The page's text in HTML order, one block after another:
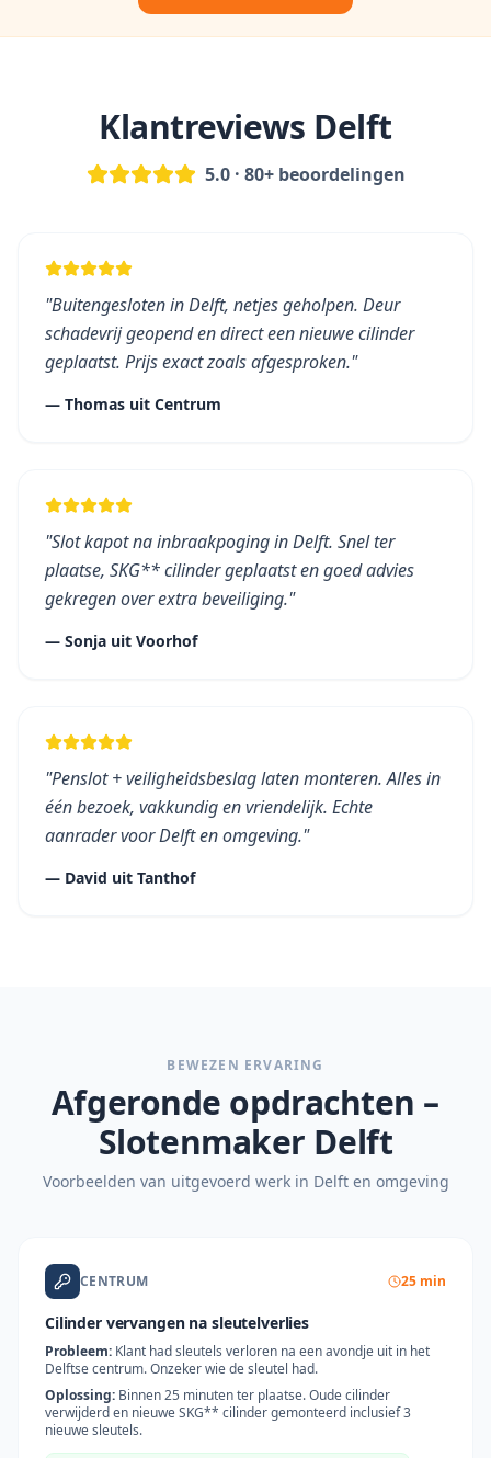
Klantreviews Delft
5.0 · 80+ beoordelingen
"Buitengesloten in Delft, netjes geholpen. Deur
schadevrij geopend en direct een nieuwe cilinder
geplaatst. Prijs exact zoals afgesproken."
— Thomas uit Centrum
"Slot kapot na inbraakpoging in Delft. Snel ter
plaatse, SKG** cilinder geplaatst en goed advies
gekregen over extra beveiliging."
— Sonja uit Voorhof
"Penslot + veiligheidsbeslag laten monteren. Alles in
één bezoek, vakkundig en vriendelijk. Echte
aanrader voor Delft en omgeving."
— David uit Tanthof
BEWEZEN ERVARING
Afgeronde opdrachten –
Slotenmaker Delft
Voorbeelden van uitgevoerd werk in Delften omgeving
CENTRUM 25 min
Cilinder vervangen na sleutelverlies
Probleem: Klant had sleutels verloren na een avondje uit in het
Delftse centrum. Onzeker wie de sleutel had.
Oplossing: Binnen 25 minuten ter plaatse. Oude cilinder
verwijderd en nieuwe SKG** cilinder gemonteerd inclusief 3
nieuwe sleutels.